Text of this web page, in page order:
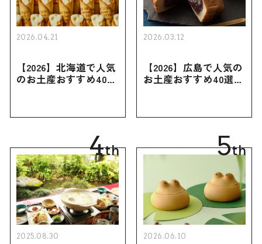
2026.04.21
【2026】北海道で人気
のお土産おすすめ40選
買えない限定品、女性
2026.03.12
【2026】広島で人気の
お土産おすすめ40選｜
き用、女性向けまで幅
4th
2025.08.30
5th
2026.06.10